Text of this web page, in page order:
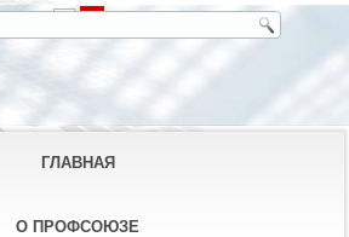
ГЛАВНАЯ
О ПРОФСОЮЗЕ